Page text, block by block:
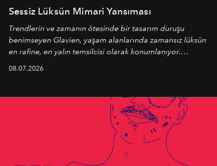
Sessiz Lüksün Mimari Yansıması
Trendlerin ve zamanın ötesinde bir tasarım duruşu
benimseyen Glavien, yaşam alanlarında zamansız lüksün
en rafine, en yalın temsilcisi olarak konumlanıyor.
08.07.2026